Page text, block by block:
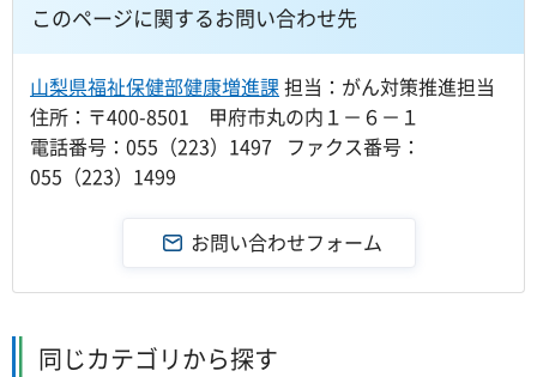
このページに関するお問い合わせ先
山梨県福祉保健部健康増進課担当：がん対策推進担当
住所：〒400-8501 甲府市丸の内１－６－１
電話番号：055（223）1497 ファクス番号：
055（223）1499
同じカテゴリから探す